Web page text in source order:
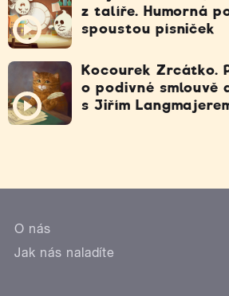
z talíře. Humorná
spoustou písniček
Kocourek Zrcátko.
o podivné smlouvě
s Jiřím
O nás
Jak nás naladíte